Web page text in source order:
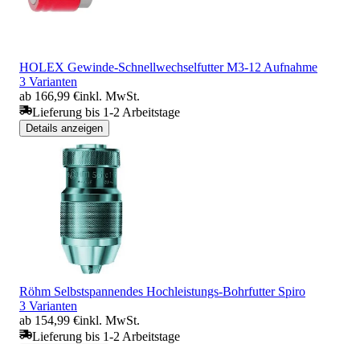
HOLEX Gewinde-Schnellwechselfutter M3-12 Aufnahme
3 Varianten
ab 166,99 €inkl. MwSt.
Lieferung bis 1-2 Arbeitstage
Details anzeigen
Röhm Selbstspannendes Hochleistungs-Bohrfutter Spiro
3 Varianten
ab 154,99 €inkl. MwSt.
Lieferung bis 1-2 Arbeitstage